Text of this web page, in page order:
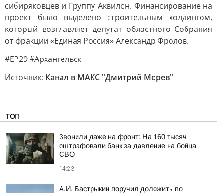
сибиряковцев и Группу Аквилон. Финансирование на
проект было выделено строительным холдингом,
который возглавляет депутат областного Собрания
от фракции «Единая Россия» Александр Фролов.
#ЕР29 #Архангельск
Источник: Канал в МАКС "Дмитрий Морев"
ТОП
Звонили даже на фронт: На 160 тысяч
оштрафовали банк за давление на бойца
СВО
14:23
А.И. Бастрыкин поручил доложить по